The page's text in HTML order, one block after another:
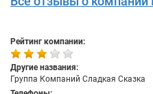
Рейтинг компании:
Другие названия:
Группа Компаний Сладкая Сказка